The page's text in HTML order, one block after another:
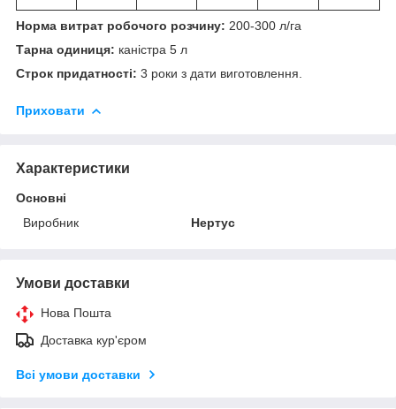
Норма витрат робочого розчину: 200-300 л/га
Тарна одиниця: каністра 5 л
Строк придатності: 3 роки з дати виготовлення.
Приховати
Характеристики
Основні
Виробник
Нертус
Умови доставки
Нова Пошта
Доставка кур'єром
Всі умови доставки